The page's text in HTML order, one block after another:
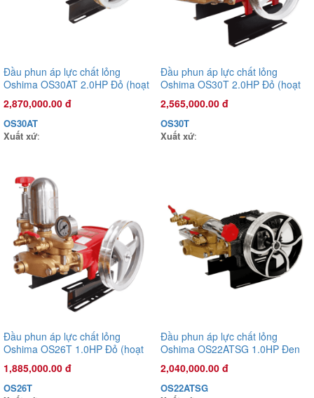
Đầu phun áp lực chất lỏng Con Ong Vàng COV22C 1.0HP Cam
1,135,000.00 đ
Xuất xứ:
Đầu phun áp lực chất lỏng
Oshima OS30AT 2.0HP Đỏ (hoạt
động bằng sức kéo động cơ)
2,870,000.00 đ
OS30AT
Xuất xứ:
Đầu phun áp lực chất lỏng
Oshima OS30T 2.0HP Đỏ (hoạt
động bằng sức kéo động cơ)
2,565,000.00 đ
OS30T
Xuất xứ:
Đầu phun áp lực chất lỏng
Oshima OS26T 1.0HP Đỏ (hoạt
động bằng sức kéo động cơ)
1,885,000.00 đ
OS26T
Đầu phun áp lực chất lỏng
Oshima OS22ATSG 1.0HP Đen
(hoạt động bằng sức kéo động
cơ) (pittông sứ)
2,040,000.00 đ
OS22ATSG